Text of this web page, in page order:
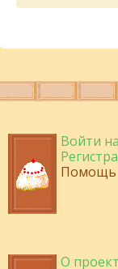
Войти
Помощь
О